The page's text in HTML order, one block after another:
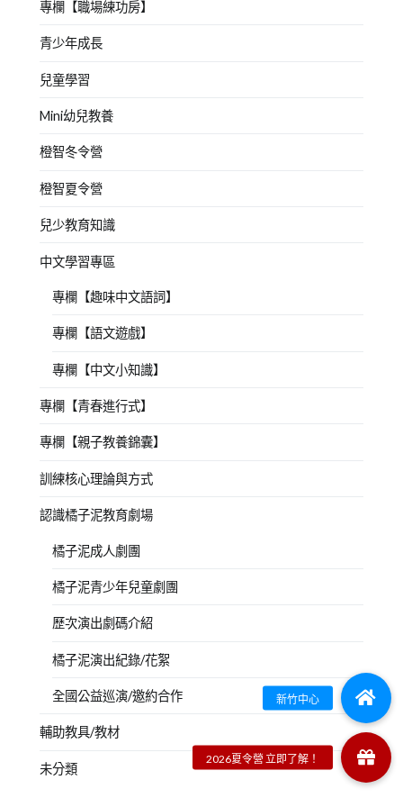
專欄【職場練功房】
青少年成長
兒童學習
Mini幼兒教養
橙智冬令營
橙智夏令營
兒少教育知識
中文學習專區
專欄【趣味中文語詞】
專欄【語文遊戲】
專欄【中文小知識】
專欄【青春進行式】
專欄【親子教養錦囊】
訓練核心理論與方式
認識橘子泥教育劇場
橘子泥成人劇團
橘子泥青少年兒童劇團
歷次演出劇碼介紹
橘子泥演出紀錄/花絮
全國公益巡演/邀約合作
輔助教具/教材
未分類